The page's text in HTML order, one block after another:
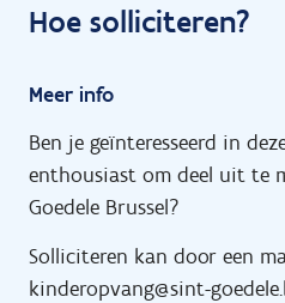
Hoe solliciteren?
Meer info
Ben je geïnteresseerd in
enthousiast om deel uit te
Goedele Brussel?
Solliciteren kan door een
kinderopvang@sint-